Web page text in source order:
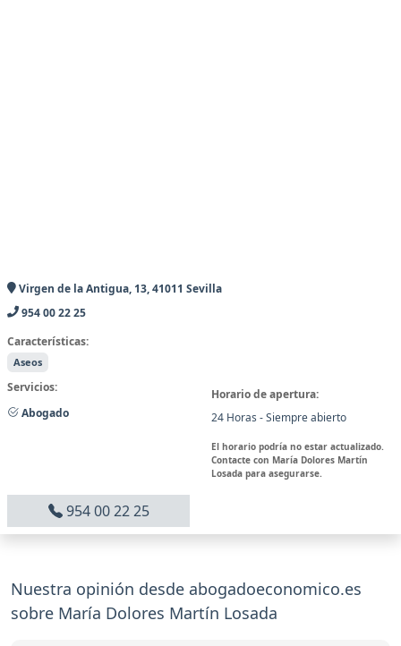
Virgen de la Antigua, 13, 41011 Sevilla
954 00 22 25
Características:
Aseos
Servicios:
Abogado
Horario de apertura:
24 Horas - Siempre abierto
El horario podría no estar actualizado.
Contacte con María Dolores Martín
Losada para asegurarse.
954 00 22 25
Nuestra opinión desde abogadoeconomico.es
sobre María Dolores Martín Losada